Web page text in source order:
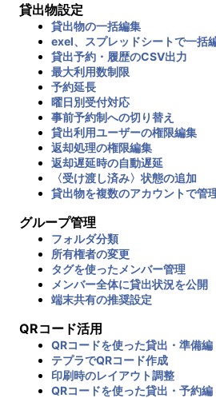
貸出物設定
貸出物の一括編集
exel、スプレッドシートで一括
貸出予約・履歴のCSV出力
最大利用数制限
予約延長
曜日別受付対応
事前予約制への切り替え
貸出利用ユーザーの権限編集
返却処理の権限編集
返却遅延時の自動遅延
〈受け渡し済み〉状態の追加
貸出物を複数のアカウントで管
グループ管理
フォルダ分類
所有権者の変更
タグを使ったメンバー管理
メンバー全体に貸出状況を公開
端末共有の推奨設定
QRコード活用
QRコードを使った貸出・準備編
テプラでQRコード作成
印刷時のレイアウト調整
QRコードを使った貸出・予約編